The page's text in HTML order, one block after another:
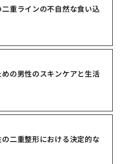
重ラインの不自然な食い込
の男性のスキンケアと生活
二重整形における決定的な